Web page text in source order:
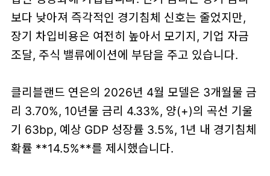
보다 낮아져 즉각적인 경기침체 신호는 줄었지만,
장기 차입비용은 여전히 높아서 모기지, 기업 자금
조달, 주식 밸류에이션에 부담을 주고 있습니다.
클리블랜드 연은의 2026년 4월 모델은 3개월물 금
리 3.70%, 10년물 금리 4.33%, 양(+)의 곡선 기울
기 63bp, 예상 GDP 성장률 3.5%, 1년 내 경기침체
확률 **14.5%**를 제시했습니다.